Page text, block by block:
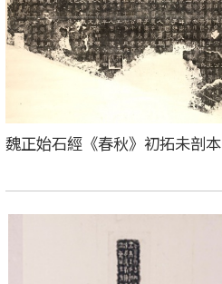
魏正始石經《春秋》初拓未剖本